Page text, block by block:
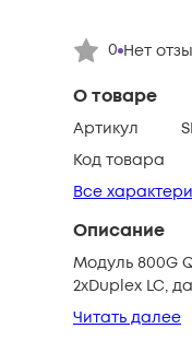
О товаре
Артикул
Код товара
Все
Описание
Модуль 800G
2xDuplex LC,
Читать далее
0 Нет